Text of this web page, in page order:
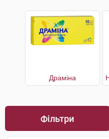
Драміна
Фільтри